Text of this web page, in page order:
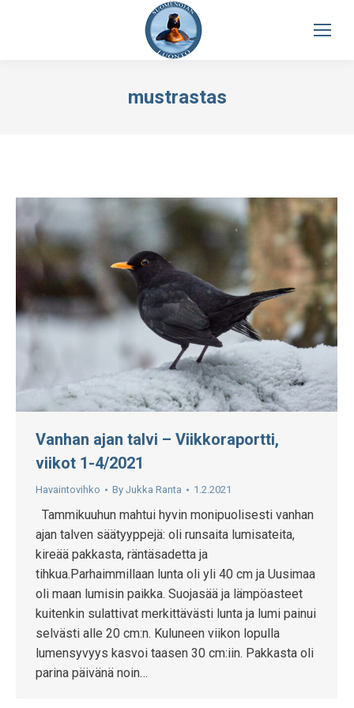
mustrastas
Vanhan ajan talvi – Viikkoraportti,
viikot 1-4/2021
Havaintovihko By Jukka Ranta 1.2.2021
Tammikuuhun mahtui hyvin monipuolisesti vanhan
ajan talven säätyyppejä: oli runsaita lumisateita,
kireää pakkasta, räntäsadetta ja
tihkua.Parhaimmillaan lunta oli yli 40 cm ja Uusimaa
oli maan lumisin paikka. Suojasää ja lämpöasteet
kuitenkin sulattivat merkittävästi lunta ja lumi painui
selvästi alle 20 cm:n. Kuluneen viikon lopulla
lumensyvyys kasvoi taasen 30 cm:iin. Pakkasta oli
parina päivänä noin…